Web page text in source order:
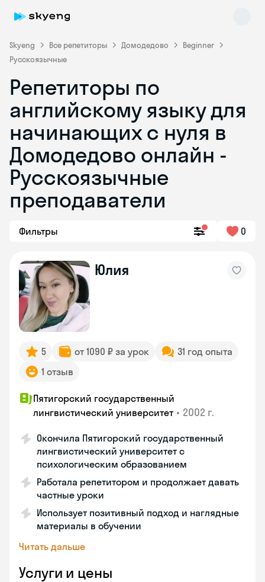
Skyeng Все репетиторы Домодедово
Beginner
Русскоязычные
Репетиторы по
английскому языку для
начинающих с нуля в
Домодедово онлайн -
Русскоязычные
преподаватели
Фильтры 0
Юлия
5 от 1090 ₽ за урок
31 год опыта
1 отзыв
Пятигорский государственный
лингвистический университет • 2002 г.
Окончила Пятигорский государственный
лингвистический университет с
психологическим образованием
Работала репетитором и продолжает давать
частные уроки
Использует позитивный подход и наглядные
материалы в обучении
Читать дальше
Услуги и цены
Skyeng Chat